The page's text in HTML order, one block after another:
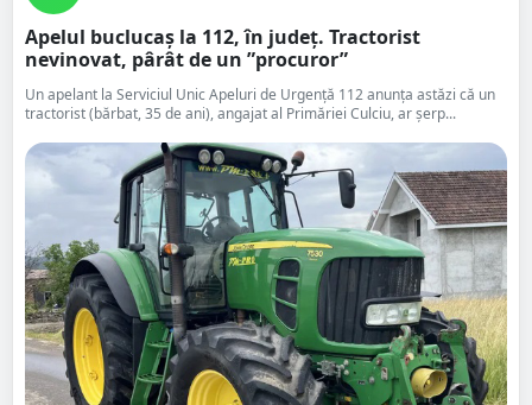
Apelul buclucaș la 112, în județ. Tractorist
nevinovat, pârât de un ”procuror”
Un apelant la Serviciul Unic Apeluri de Urgență 112 anunța astăzi că un
tractorist (bărbat, 35 de ani), angajat al Primăriei Culciu, ar șerp...